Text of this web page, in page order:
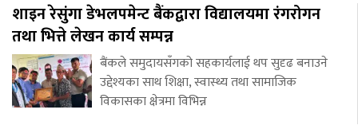
शाइन रेसुंगा डेभलपमेन्ट बैंकद्वारा विद्यालयमा रंगरोगन
तथा भित्ते लेखन कार्य सम्पन्न
बैंकले समुदायसँगको सहकार्यलाई थप सुदृढ बनाउने
उद्देश्यका साथ शिक्षा, स्वास्थ्य तथा सामाजिक
विकासका क्षेत्रमा विभिन्न